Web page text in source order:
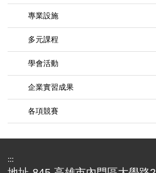
專業設施
多元課程
學會活動
企業實習成果
各項競賽
:::